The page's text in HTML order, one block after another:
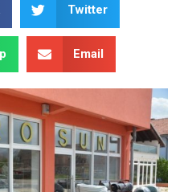
Twitter
Email